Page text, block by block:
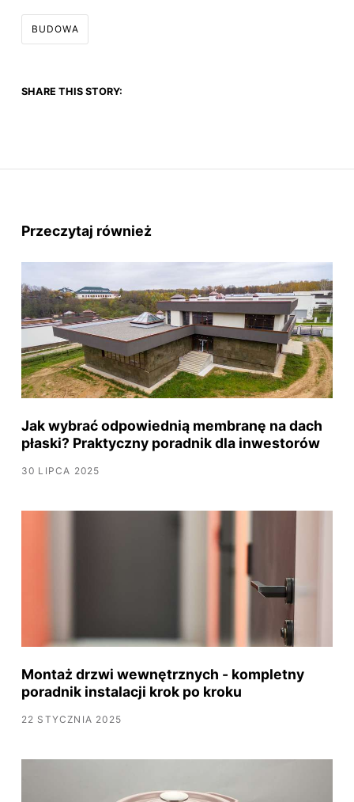
BUDOWA
SHARE THIS STORY:
Przeczytaj również
Jak wybrać odpowiednią membranę na dach
płaski? Praktyczny poradnik dla inwestorów
30 LIPCA 2025
Montaż drzwi wewnętrznych - kompletny
poradnik instalacji krok po kroku
22 STYCZNIA 2025